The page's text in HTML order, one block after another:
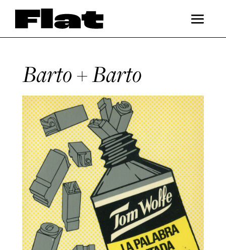
Barto + Barto